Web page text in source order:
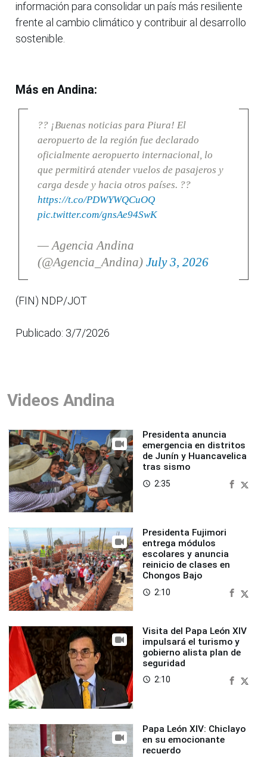
información para consolidar un país más resiliente
frente al cambio climático y contribuir al desarrollo
sostenible.
Más en Andina:
?? ¡Buenas noticias para Piura! El
aeropuerto de la región fue declarado
oficialmente aeropuerto internacional, lo
que permitirá atender vuelos de pasajeros y
carga desde y hacia otros países. ??
https://t.co/PDWYWQCuOQ
pic.twitter.com/gnsAe94SwK
— Agencia Andina
(@Agencia_Andina) July 3, 2026
(FIN) NDP/JOT
Publicado: 3/7/2026
Videos Andina
Presidenta anuncia
emergencia en distritos
de Junín y Huancavelica
tras sismo
access_time 2:35
Presidenta Fujimori
entrega módulos
escolares y anuncia
reinicio de clases en
Chongos Bajo
access_time 2:10
Visita del Papa León XIV
impulsará el turismo y
gobierno alista plan de
seguridad
access_time 2:10
Papa León XIV: Chiclayo
en su emocionante
recuerdo